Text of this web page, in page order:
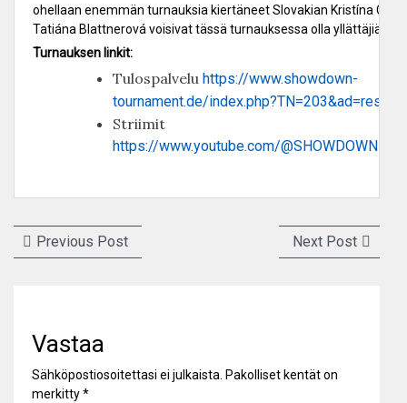
ohellaan enemmän turnauksia kiertäneet Slovakian Kristína
Tatiána Blattnerová voisivat tässä turnauksessa olla yllättäjiä.
Turnauksen linkit:
Tulospalvelu https://www.showdown-
tournament.de/index.php?TN=203&ad=results
Striimit
https://www.youtube.com/
Artikkelien
Previous PostPrevious
post:
Next PostNext
post:
Vastaa
Sähköpostiosoitettasi ei julkaista. Pakolliset kentät on
merkitty*